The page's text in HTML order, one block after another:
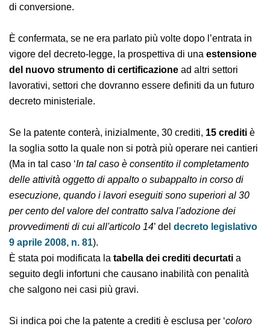
Ufficiale, alcune delle modifiche/correzioni inserite in
È confermata, se ne era parlato più volte dopo l’entrata
in vigore del decreto-legge, la prospettiva di una
estensione del nuovo strumento di certificazionead
altri settori lavorativi, settori che dovranno essere
Se la patente conterà, inizialmente, 30 crediti,15
creditiè la soglia sotto la quale non si potrà più
operare nei cantieri (Ma in tal caso ‘In tal caso è
consentito il completamento delle attività oggetto di
appalto o subappalto in corso di esecuzione, quando i
lavori eseguiti sono superiori al 30 per cento del valore
del contratto salva l'adozione dei provvedimenti di cui
all'articolo 14’ deldecreto legislativo 9 aprile 2008, n.
81).
È stata poi modificata latabella dei crediti decurtati
penalità che salgono nei casi più gravi.